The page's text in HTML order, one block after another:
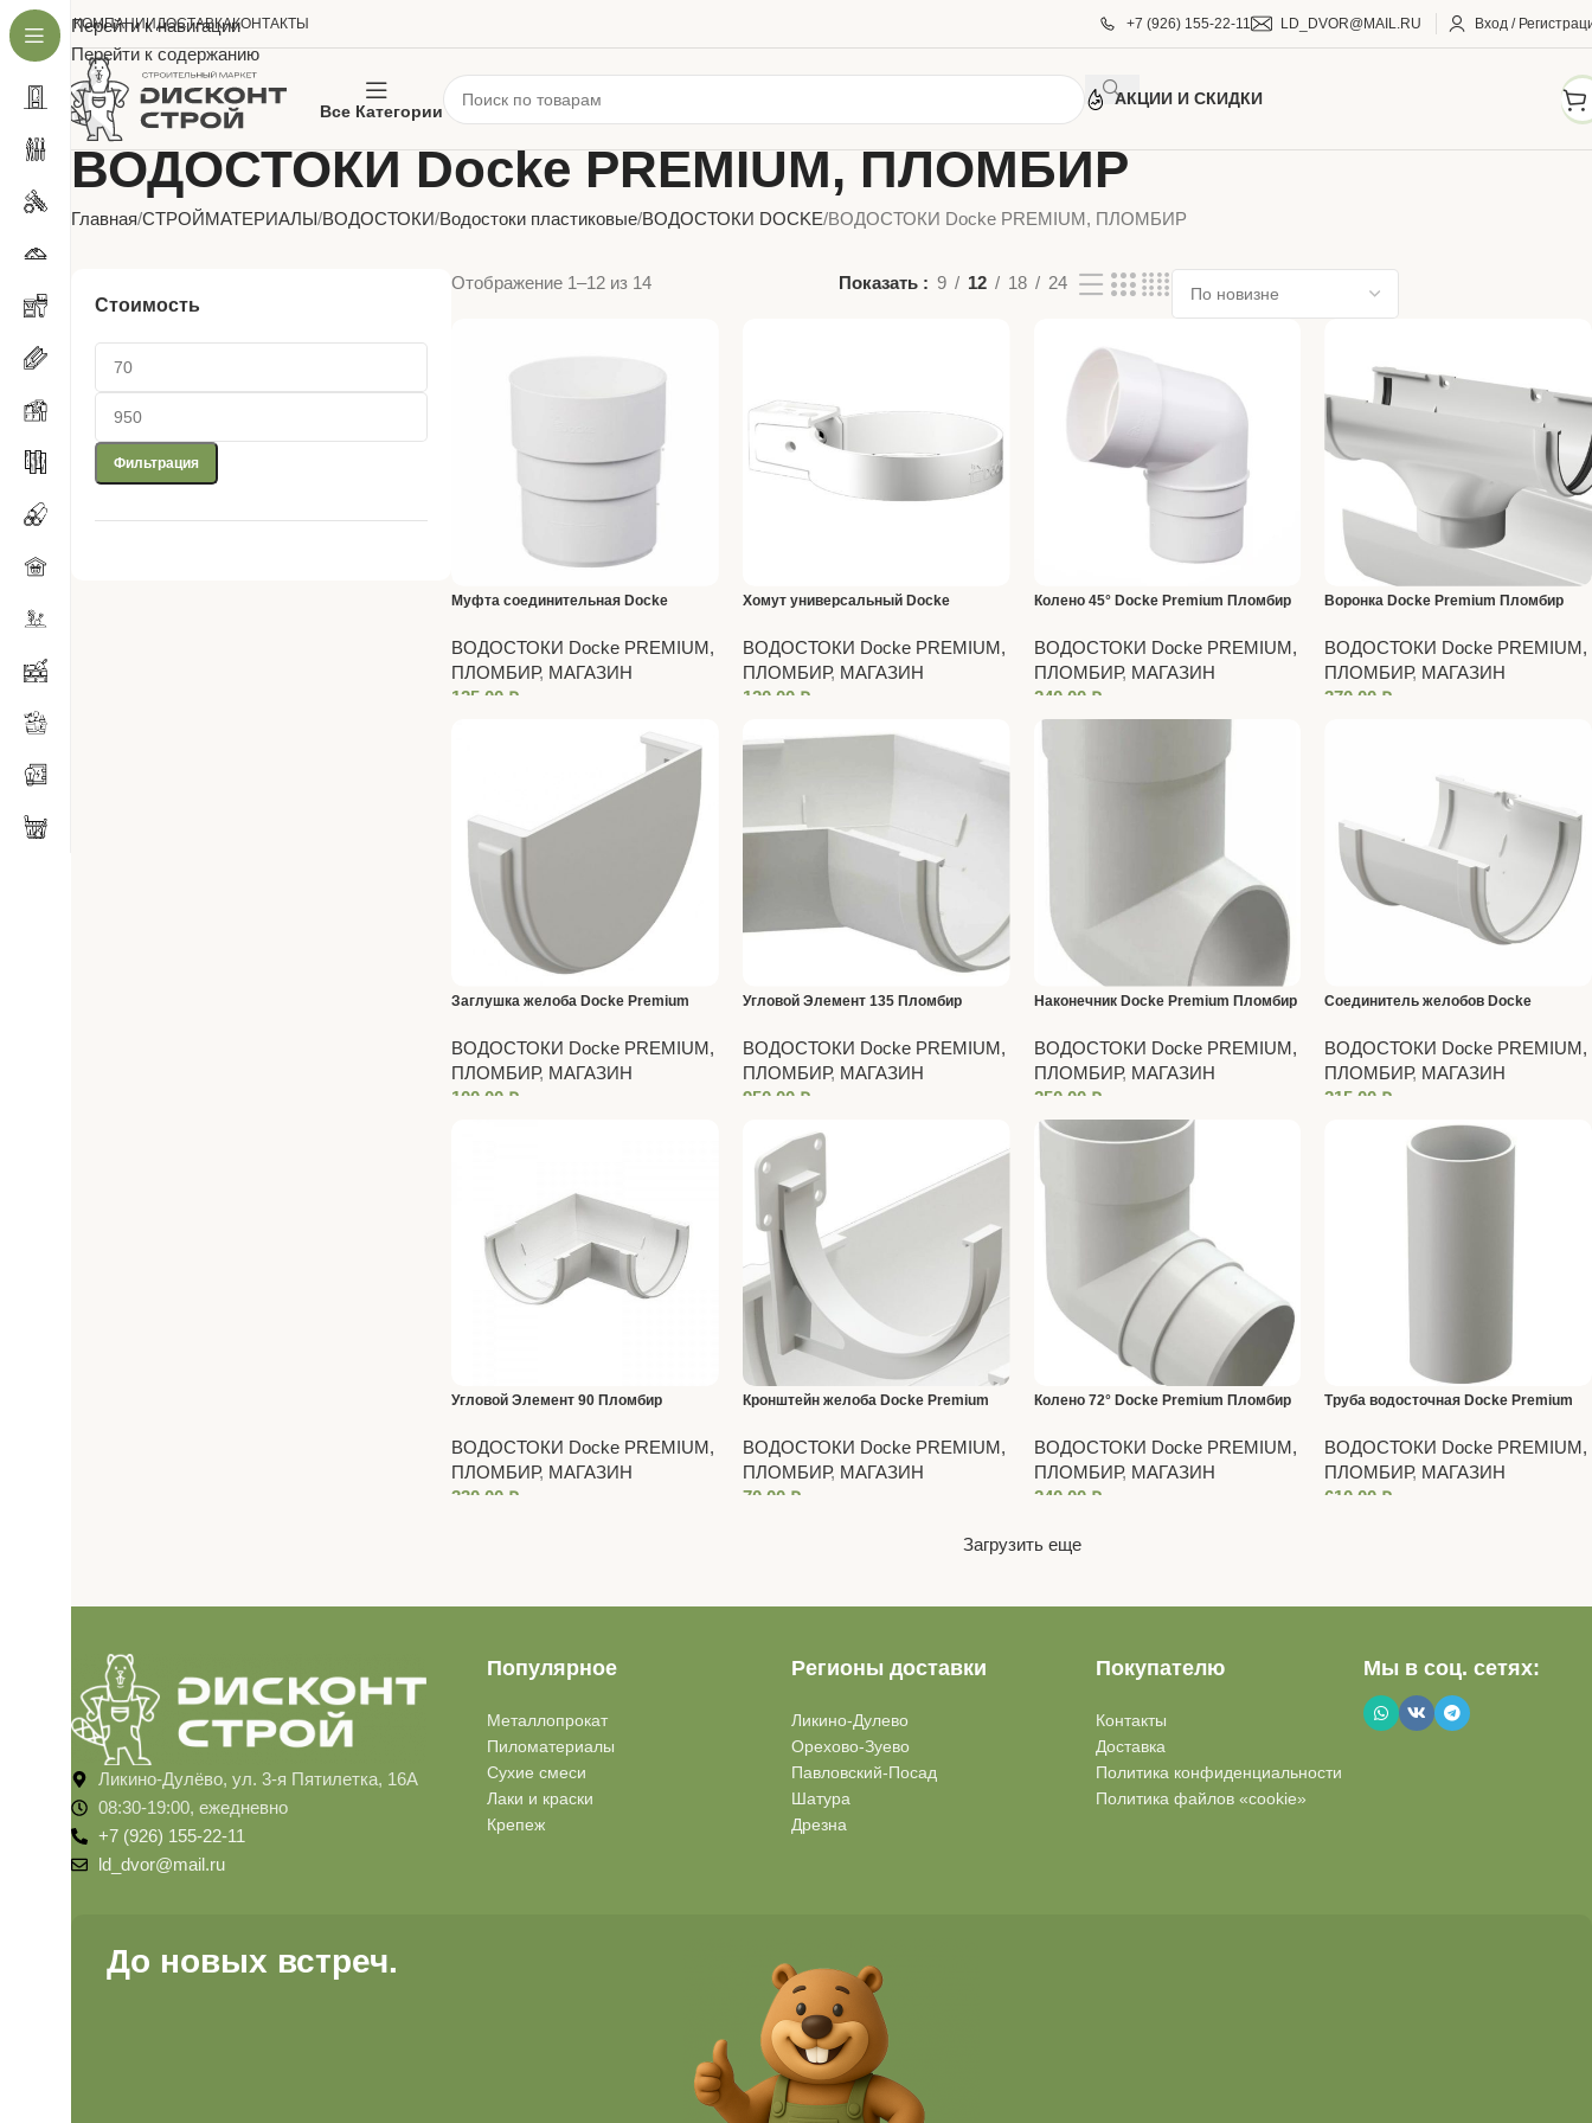
Перейти к навигации
Перейти к содержанию
О КОМПАНИИДОСТАВКАКОНТАКТЫ +7 (926) 155-22-11 LD_DVOR@MAIL.RU Вход /
Все Категории
АКЦИИ И СКИДКИ
ВОДОСТОКИ Docke PREMIUM, ПЛОМБИР
Главная СТРОЙМАТЕРИАЛЫ ВОДОСТОКИ Водостоки пластиковые ВОДОСТОКИ DOCKE ВОДОСТОКИ Docke PREMIUM, ПЛОМБИР
Стоимость
Фильтрация
Отображение 1–12 из 14 Показать 9 12 18 24
Муфта соединительная Docke
ВОДОСТОКИ Docke PREMIUM,
ПЛОМБИР, МАГАЗИН
125,00 ₽
Хомут универсальный Docke
ВОДОСТОКИ Docke PREMIUM,
ПЛОМБИР, МАГАЗИН
120,00 ₽
Колено 45° Docke Premium Пломбир
ВОДОСТОКИ Docke PREMIUM,
ПЛОМБИР, МАГАЗИН
240,00 ₽
Воронка Docke Premium Пломбир
ВОДОСТОКИ Docke PREMIUM,
ПЛОМБИР, МАГАЗИН
370,00 ₽
Заглушка желоба Docke Premium
ВОДОСТОКИ Docke PREMIUM,
ПЛОМБИР, МАГАЗИН
100,00 ₽
Угловой Элемент 135 Пломбир
ВОДОСТОКИ Docke PREMIUM,
ПЛОМБИР, МАГАЗИН
950,00 ₽
Наконечник Docke Premium Пломбир
ВОДОСТОКИ Docke PREMIUM,
ПЛОМБИР, МАГАЗИН
250,00 ₽
Соединитель желобов Docke
ВОДОСТОКИ Docke PREMIUM,
ПЛОМБИР, МАГАЗИН
215,00 ₽
Угловой Элемент 90 Пломбир
ВОДОСТОКИ Docke PREMIUM,
ПЛОМБИР, МАГАЗИН
330,00 ₽
Кронштейн желоба Docke Premium
ВОДОСТОКИ Docke PREMIUM,
ПЛОМБИР, МАГАЗИН
70,00 ₽
Колено 72° Docke Premium Пломбир
ВОДОСТОКИ Docke PREMIUM,
ПЛОМБИР, МАГАЗИН
240,00 ₽
Труба водосточная Docke Premium
ВОДОСТОКИ Docke PREMIUM,
ПЛОМБИР, МАГАЗИН
610,00 ₽
Загрузить еще
Ликино-Дулёво, ул. 3-я Пятилетка, 16А
08:30-19:00, ежедневно
+7 (926) 155-22-11
ld_dvor@mail.ru
Популярное
Металлопрокат
Пиломатериалы
Сухие смеси
Лаки и краски
Крепеж
Регионы доставки
Ликино-Дулево
Орехово-Зуево
Павловский-Посад
Шатура
Дрезна
Покупателю
Контакты
Доставка
Политика конфиденциальности
Политика файлов «cookie»
Мы в соц. сетях:
До новых встреч.